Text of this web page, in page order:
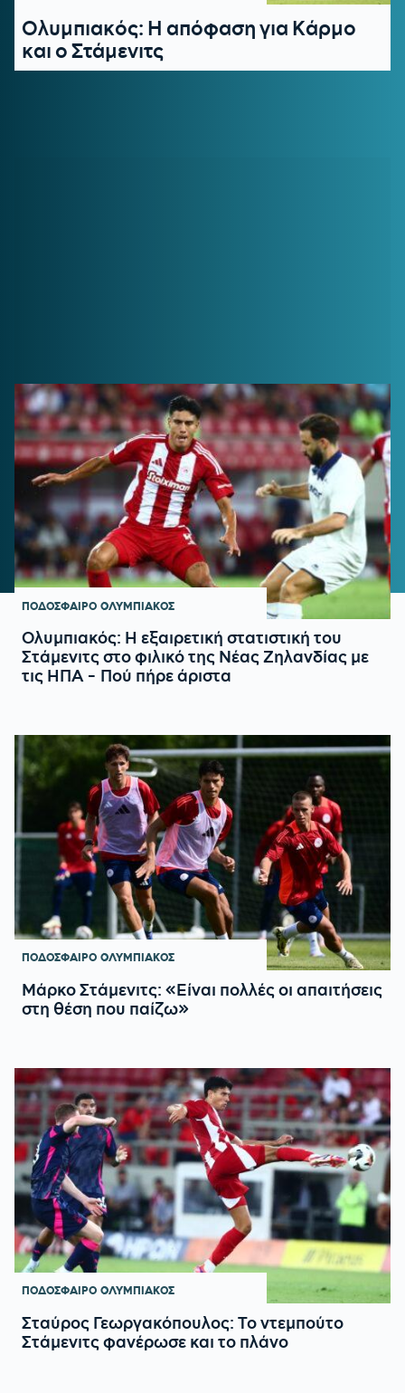
Ολυμπιακός: Η απόφαση για Κάρμο
και ο Στάμενιτς
ΠΟΔΟΣΦΑΙΡΟ ΟΛΥΜΠΙΑΚΟΣ
Ολυμπιακός: Η εξαιρετική στατιστική του
Στάμενιτς στο φιλικό της Νέας Ζηλανδίας με
τις ΗΠΑ - Πού πήρε άριστα
ΠΟΔΟΣΦΑΙΡΟ ΟΛΥΜΠΙΑΚΟΣ
Μάρκο Στάμενιτς: «Είναι πολλές οι απαιτήσεις
στη θέση που παίζω»
ΠΟΔΟΣΦΑΙΡΟ ΟΛΥΜΠΙΑΚΟΣ
Σταύρος Γεωργακόπουλος: Το ντεμπούτο
Στάμενιτς φανέρωσε και το πλάνο